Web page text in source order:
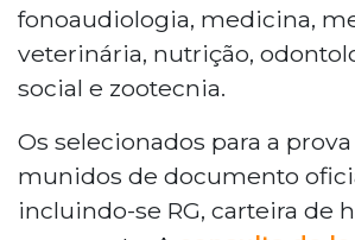
fonoaudiologia, medicina,
veterinária, nutrição,
social e zootecnia.
Os selecionados para a
munidos de documento
incluindo-se RG, carteira de